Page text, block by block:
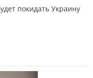
покидать Украину